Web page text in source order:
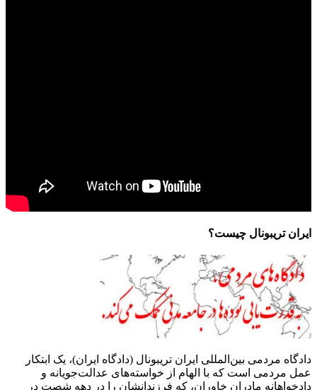
ایران تریبونال چیست؟
دادگاه مردمی بین‌المللی ایران تریبونال (دادگاه ایران)، یک ابتکار
عمل مردمی است که با الهام از خواسته‌های عدالت‌جویانه و
دادخواهانه مادران خاوران، که فرزندانشان را در دهه شصت در